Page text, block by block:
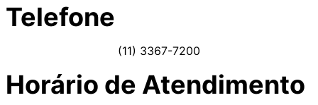
Telefone
(11) 3367-7200
Horário de Atendimento